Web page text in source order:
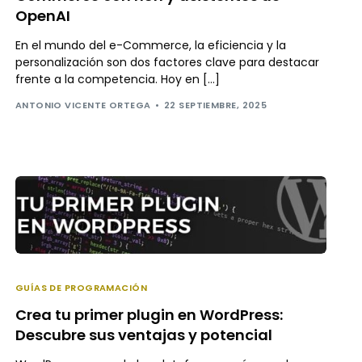
OpenAI
En el mundo del e-Commerce, la eficiencia y la
personalización son dos factores clave para destacar
frente a la competencia. Hoy en […]
ANTONIO VICENTE ORTEGA 22 SEPTIEMBRE, 2025
GUÍAS DE PROGRAMACIÓN
Crea tu primer plugin en WordPress:
Descubre sus ventajas y potencial